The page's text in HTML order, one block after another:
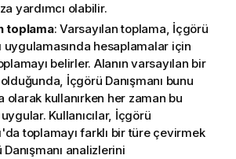
yardımcı olabilir.
toplama: Varsayılan toplama, İçgörü
uygulamasında hesaplamalar için
belirler. Alanın varsayılan bir
İçgörü Danışmanı bunu
olarak kullanırken her zaman bu
Kullanıcılar, İçgörü
'da toplamayı farklı bir türe çevirmek
analizlerini